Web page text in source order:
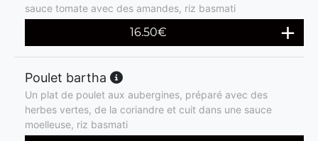
sauce tomate avec des amandes, riz basmati
16.50€
Poulet bartha
Un plat de poulet aux aubergines, préparé avec des
herbes vertes, de la coriandre et cuit dans une sauce
moelleuse, riz basmati